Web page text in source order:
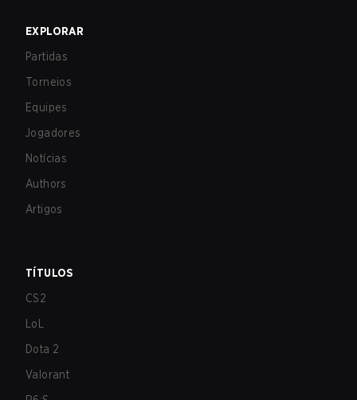
EXPLORAR
Partidas
Torneios
Equipes
Jogadores
Notícias
Authors
Artigos
TÍTULOS
CS2
LoL
Dota 2
Valorant